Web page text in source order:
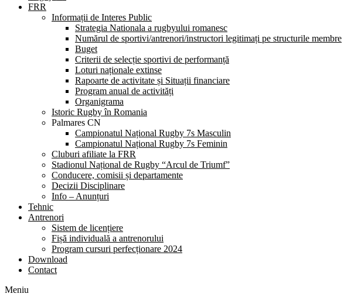
FRR
Informații de Interes Public
Strategia Nationala a rugbyului romanesc
Numărul de sportivi/antrenori/instructori legitimați pe structurile membre
Buget
Criterii de selecție sportivi de performanță
Loturi naționale extinse
Rapoarte de activitate și Situații financiare
Program anual de activități
Organigrama
Istoric Rugby în Romania
Palmares CN
Campionatul Național Rugby 7s Masculin
Campionatul Național Rugby 7s Feminin
Cluburi afiliate la FRR
Stadionul Național de Rugby “Arcul de Triumf”
Conducere, comisii și departamente
Decizii Disciplinare
Info – Anunțuri
Tehnic
Antrenori
Sistem de licențiere
Fișă individuală a antrenorului
Program cursuri perfecționare 2024
Download
Contact
Meniu